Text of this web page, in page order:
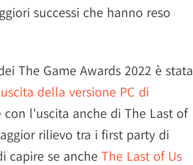
successi che hanno reso
The Game Awards 2022 è stata
della versione PC di
con l'uscita anche di The Last of
rilievo tra i first party di
capire se anche The Last of Us